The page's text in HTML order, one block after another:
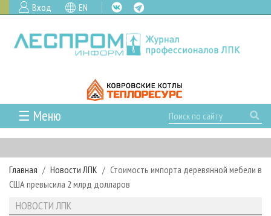
Вход EN
☰ Меню
ГЛАВНАЯ
РУБРИКИ И ТЕМЫ
РУБРИКИ ЖУРНАЛА
НОВОСТИ
ПРОЕКТЫ ЛПИ
Главная Новости ЛПК
Стоимость импорта деревянной мебели в
США превысила 2 млрд долларов
НОВОСТИ ЛПК